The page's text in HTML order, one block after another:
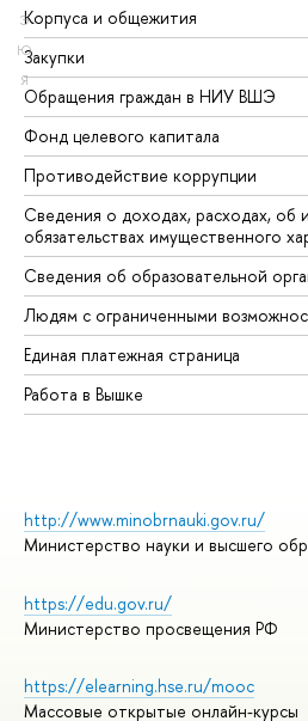
Э
Ю
Я
Корпуса и общежития
Закупки
Обращения граждан в НИУ ВШЭ
Фонд целевого капитала
Противодействие коррупции
Сведения о доходах, расходах, об
обязательствах имущественного
Сведения об образовательной
Людям с ограниченными
Единая платежная страница
Работа в Вышке
http://www.minobrnauki.gov.ru/
Министерство науки и высшего
https://edu.gov.ru/
Министерство просвещения РФ
https://elearning.hse.ru/mooc
Массовые открытые онлайн-курсы